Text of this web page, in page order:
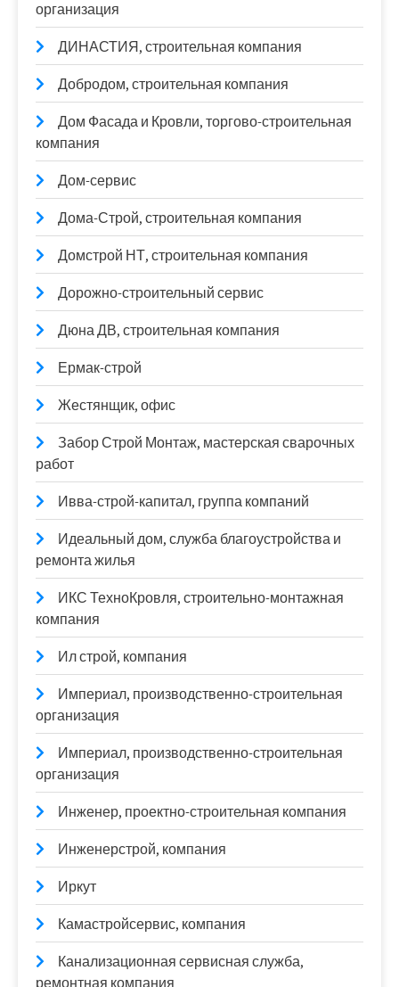
организация
ДИНАСТИЯ, строительная компания
Добродом, строительная компания
Дом Фасада и Кровли, торгово-строительная
компания
Дом-сервис
Дома-Строй, строительная компания
Домстрой НТ, строительная компания
Дорожно-строительный сервис
Дюна ДВ, строительная компания
Ермак-строй
Жестянщик, офис
Забор Строй Монтаж, мастерская сварочных
работ
Ивва-строй-капитал, группа компаний
Идеальный дом, служба благоустройства и
ремонта жилья
ИКС ТехноКровля, строительно-монтажная
компания
Ил строй, компания
Империал, производственно-строительная
организация
Империал, производственно-строительная
организация
Инженер, проектно-строительная компания
Инженерстрой, компания
Иркут
Камастройсервис, компания
Канализационная сервисная служба,
ремонтная компания